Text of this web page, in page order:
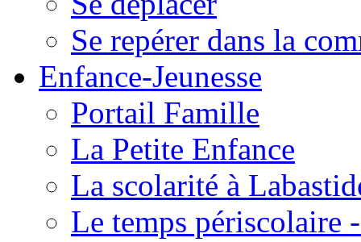
Se repérer dans la
Enfance-Jeunesse
Portail Famille
La Petite Enfance
La scolarité à
Le temps périscolaire